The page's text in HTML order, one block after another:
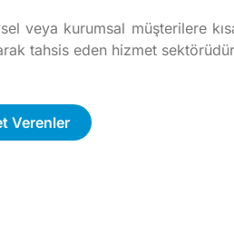
veya kurumsal müşterilere
tahsis eden hizmet
Verenler